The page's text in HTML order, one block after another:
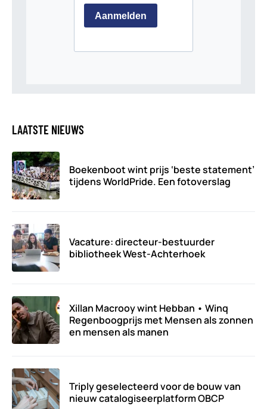
LAATSTE NIEUWS
Boekenboot wint prijs ‘beste statement’
tijdens WorldPride. Een fotoverslag
Vacature: directeur-bestuurder
bibliotheek West-Achterhoek
Xillan Macrooy wint Hebban • Winq
Regenboogprijs met Mensen als zonnen
en mensen als manen
Triply geselecteerd voor de bouw van
nieuw catalogiseerplatform OBCP